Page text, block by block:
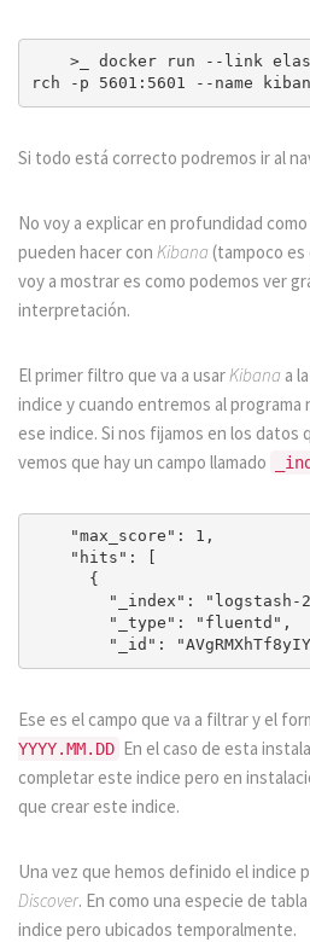
Si todo está correcto podremos ir al
No voy a explicar en profundidad
pueden hacer con Kibana (tampoco es
voy a mostrar es como podemos ver
interpretación.
El primer filtro que va a usar Kibana a
indice y cuando entremos al programa
ese indice. Si nos fijamos en los datos
vemos que hay un campo llamado
Ese es el campo que va a filtrar y el
YYYY.MM.DD En el caso de esta
completar este indice pero en
que crear este indice.
Una vez que hemos definido el indice
Discover. En como una especie de
indice pero ubicados temporalmente.